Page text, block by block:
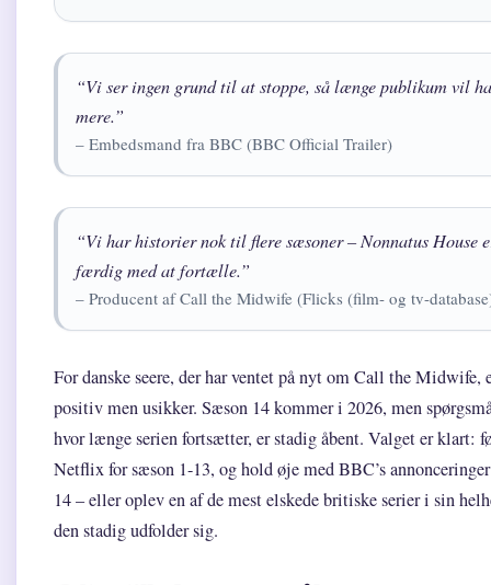
“Vi ser ingen grund til at stoppe, så længe publikum vil
mere.”
– Embedsmand fra BBC (BBC Official Trailer)
“Vi har historier nok til flere sæsoner – Nonnatus House
færdig med at fortælle.”
– Producent af Call the Midwife (Flicks (film- og tv-
For danske seere, der har ventet på nyt om Call the Midwife,
positiv men usikker. Sæson 14 kommer i 2026, men
hvor længe serien fortsætter, er stadig åbent. Valget er klart:
Netflix for sæson 1-13, og hold øje med BBC’s
14 – eller oplev en af de mest elskede britiske serier i sin
den stadig udfolder sig.